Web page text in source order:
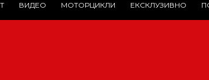
ВИДЕО МОТОРЦИКЛИ ЕКСКЛУЗИВНО